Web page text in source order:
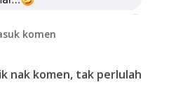
komen
nak komen, tak perlulah